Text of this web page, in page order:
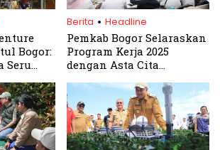
Bogor:
Seru
Berita . Headline
Pemkab Bogor Selaraskan
Program Kerja 2025
dengan Asta Cita
Subianto